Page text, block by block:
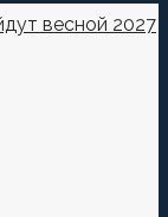
весной 2027